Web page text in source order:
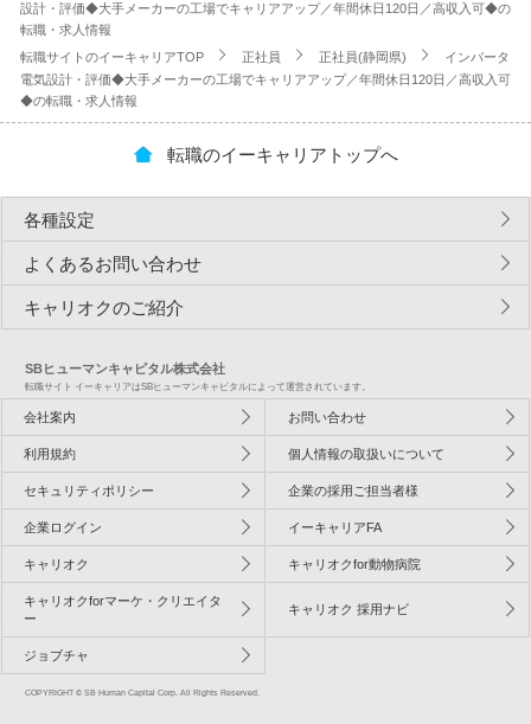
設計・評価◆大手メーカーの工場でキャリアアップ／年間休日120日／高収入可◆の
転職・求人情報
転職サイトのイーキャリアTOP
正社員 正社員(静岡県)
インバータ
電気設計・評価◆大手メーカーの工場でキャリアアップ／年間休日120日／高収入可
◆の転職・求人情報
転職のイーキャリアトップへ
各種設定
よくあるお問い合わせ
キャリオクのご紹介
SBヒューマンキャピタル株式会社
転職サイト イーキャリアはSBヒューマンキャピタルによって運営されています。
会社案内 お問い合わせ
利用規約 個人情報の取扱いについて
セキュリティポリシー 企業の採用ご担当者様
企業ログイン イーキャリアFA
キャリオク キャリオクfor動物病院
キャリオクforマーケ・クリエイタ
ー
キャリオク 採用ナビ
ジョブチャ
COPYRIGHT © SB Human Capital Corp. All Rights Reserved.